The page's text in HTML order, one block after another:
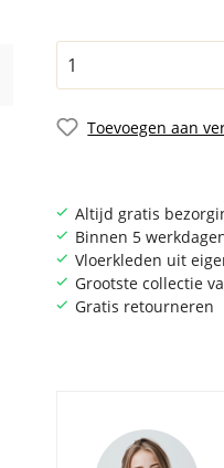
Toevoegen aan
Altijd gratis
Binnen 5
Vloerkleden uit
Grootste collectie
Gratis retourneren